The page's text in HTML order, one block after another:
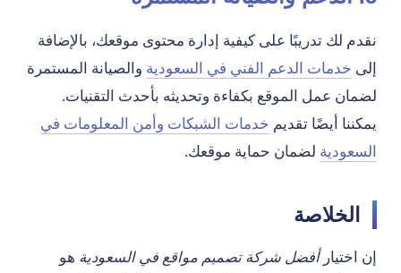
نقدم لك تدريبًا على كيفية إدارة محتوى موقعك، بالإضافة
إلى خدمات الدعم الفني في السعودية والصيانة المستمرة
لضمان عمل الموقع بكفاءة وتحديثه بأحدث التقنيات.
يمكننا أيضًا تقديم خدمات الشبكات وأمن المعلومات في
السعودية لضمان حماية موقعك.
الخلاصة
إن اختيارأفضل شركة تصميم مواقع في السعودية هو